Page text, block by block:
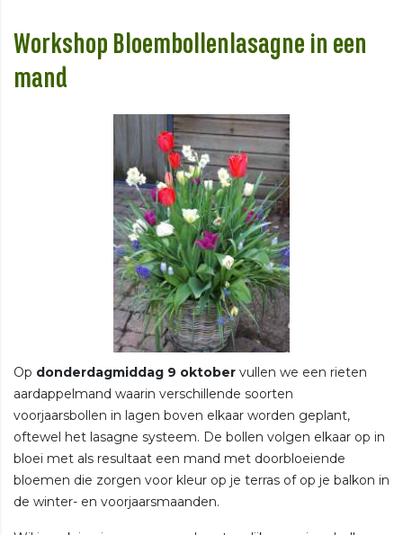
Workshop Bloembollenlasagne in een
mand
Op donderdagmiddag 9 oktober vullen we een rieten
aardappelmand waarin verschillende soorten
voorjaarsbollen in lagen boven elkaar worden geplant,
oftewel het lasagne systeem. De bollen volgen elkaar op in
bloei met als resultaat een mand met doorbloeiende
bloemen die zorgen voor kleur op je terras of op je balkon in
de winter- en voorjaarsmaanden.